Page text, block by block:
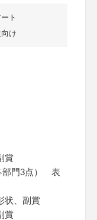
ト
け
賞
部門3点） 表
状、副賞
賞